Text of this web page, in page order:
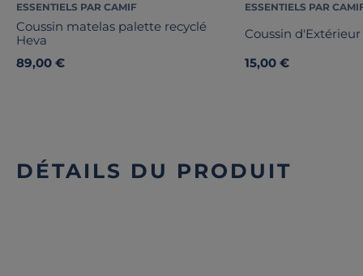
ESSENTIELS PAR CAMIF
Coussin matelas palette recyclé
Heva
89,00 €
ESSENTIELS PAR
Coussin
15,00 €
DÉTAILS DU PRODUIT